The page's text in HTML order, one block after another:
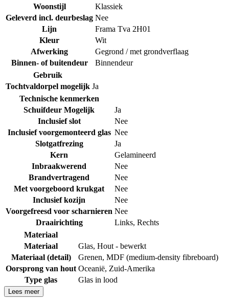
Woonstijl
Klassiek
Geleverd incl. deurbeslag Nee
Lijn
Frama Tva 2H01
Kleur
Wit
Afwerking
Gegrond / met grondverflaag
Binnen- of buitendeur
Binnendeur
Gebruik
Tochtvaldorpel mogelijk Ja
Technische kenmerken
Schuifdeur Mogelijk
Ja
Inclusief slot
Nee
Inclusief voorgemonteerd glas Nee
Slotgatfrezing
Ja
Kern
Gelamineerd
Inbraakwerend
Nee
Brandvertragend
Nee
Met voorgeboord krukgat
Nee
Inclusief kozijn
Nee
Voorgefreesd voor scharnieren Nee
Draairichting
Links, Rechts
Materiaal
Materiaal
Glas, Hout - bewerkt
Materiaal (detail)
Grenen, MDF (medium-density fibreboard)
Oorsprong van hout Oceanië, Zuid-Amerika
Type glas
Glas in lood
Lees meer